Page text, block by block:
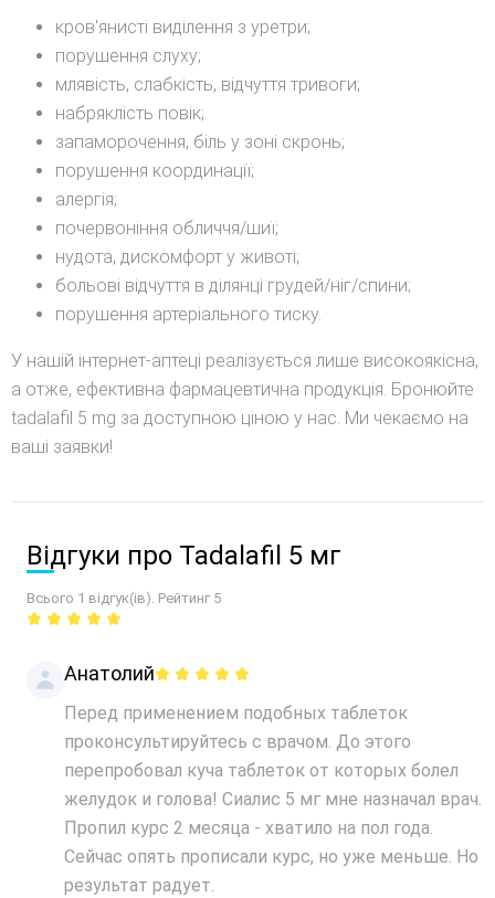
кров'янисті виділення з уретри;
порушення слуху;
млявість, слабкість, відчуття тривоги;
набряклість повік;
запаморочення, біль у зоні скронь;
порушення координації;
алергія;
почервоніння обличчя/шиї;
нудота, дискомфорт у животі;
больові відчуття в ділянці грудей/ніг/спини;
порушення артеріального тиску.
У нашій інтернет-аптеці реалізується лише високоякісна,
а отже, ефективна фармацевтична продукція. Бронюйте
tadalafil 5 mg за доступною ціною у нас. Ми чекаємо на
ваші заявки!
Відгуки про Tadalafil 5 мг
Всього 1 відгук(ів). Рейтинг 5
Анатолий
Перед применением подобных таблеток
проконсультируйтесь с врачом. До этого
перепробовал куча таблеток от которых болел
желудок и голова! Сиалис 5 мг мне назначал врач.
Пропил курс 2 месяца - хватило на пол года.
Сейчас опять прописали курс, но уже меньше. Но
результат радует.